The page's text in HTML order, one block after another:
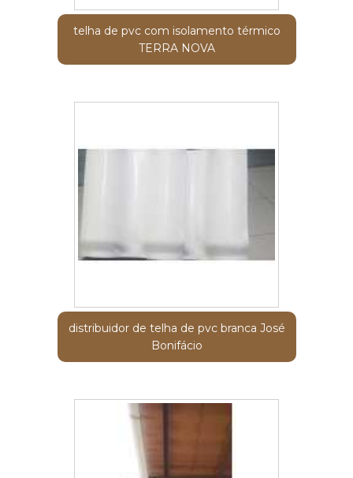
telha de pvc com isolamento térmico
TERRA NOVA
distribuidor de telha de pvc branca José
Bonifácio